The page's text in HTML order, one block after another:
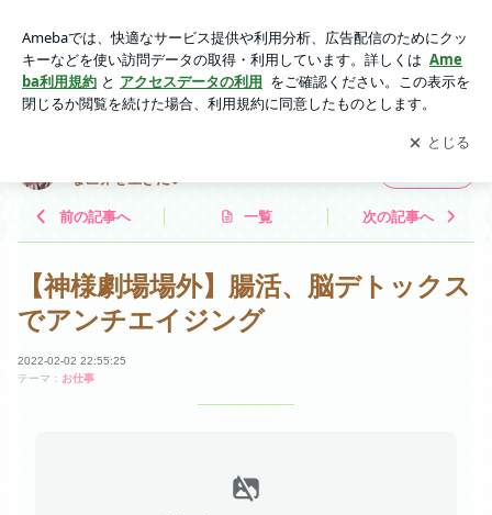
【お祓いしない霊媒師・西陣の拝み屋】透明な世界を生きたい
アプリをダウンロードして ブログの更新通知
を受け取りまし
ょう。
開く
な世界を生きたい
前の記事へ 一覧 次の記事へ
【神様劇場場外】腸活、脳デトックス
でアンチエイジング
2022-02-02 22:55:25
テーマ： お仕事